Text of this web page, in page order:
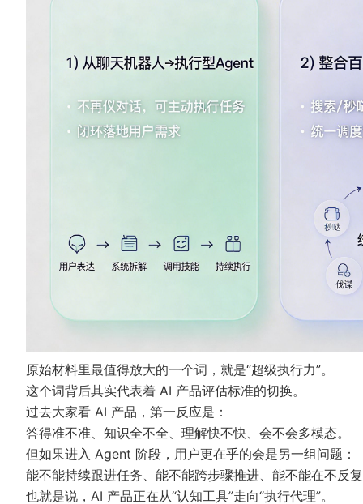
原始材料里最值得放大的一个词，就是“超级执行力”。
这个词背后其实代表着 AI 产品评估标准的切换。
过去大家看 AI 产品，第一反应是：
答得准不准、知识全不全、理解快不快、会不会多模态。
但如果进入 Agent 阶段，用户更在乎的会是另一组问题：
能不能持续跟进任务、能不能跨步骤推进、能不能在不反
也就是说，AI 产品正在从“认知工具”走向“执行代理”。